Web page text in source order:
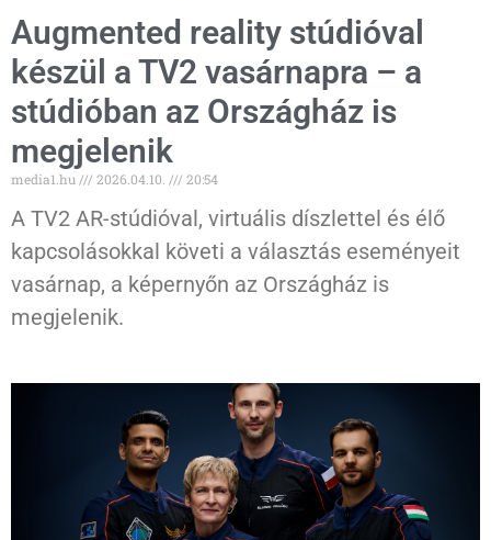
Augmented reality stúdióval
készül a TV2 vasárnapra – a
stúdióban az Országház is
megjelenik
media1.hu 2026.04.10. 20:54
A TV2 AR-stúdióval, virtuális díszlettel és élő
kapcsolásokkal követi a választás eseményeit
vasárnap, a képernyőn az Országház is
megjelenik.